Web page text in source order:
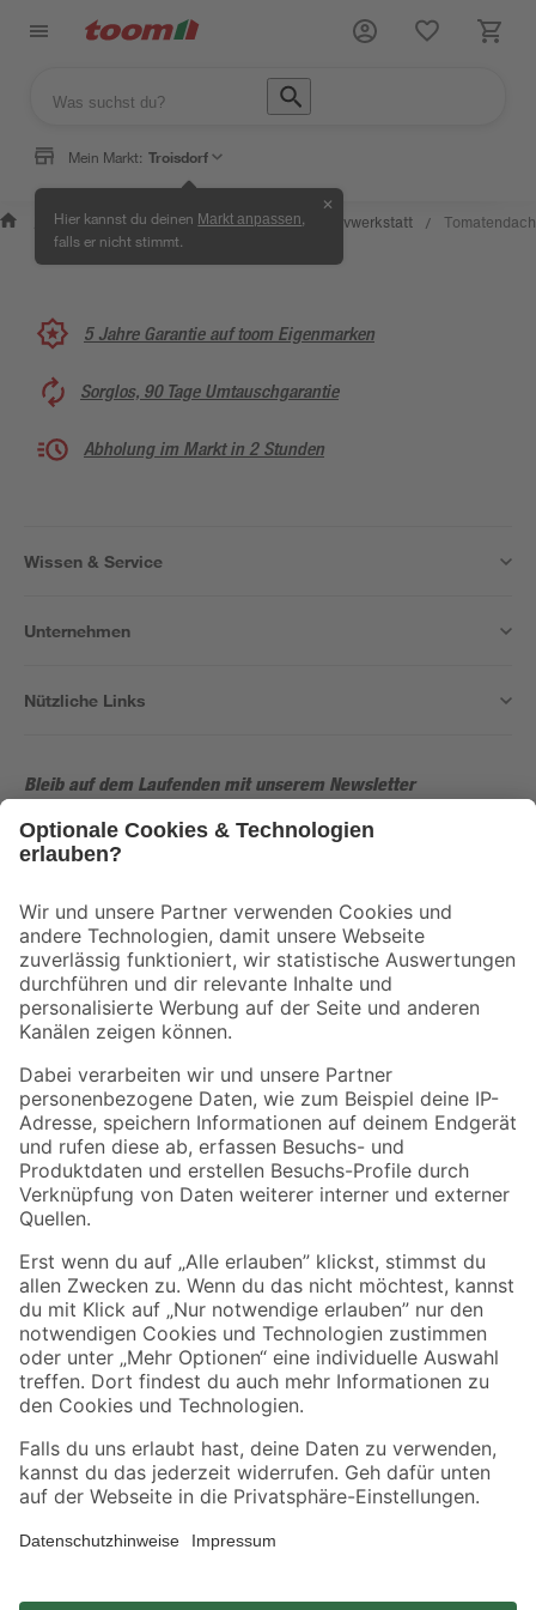
Mein Markt: Troisdorf
Hier kannst du deinen Markt anpassen
falls er nicht stimmt.
✕
Wissen &
Service
/
Selbermachen &
Ratgeber
/ Kreativwerkstatt / Tomatendach
5 Jahre Garantie auf toom Eigenmarken
Sorglos, 90 Tage Umtauschgarantie
Abholung im Markt in 2 Stunden
Wissen & Service
Unternehmen
Nützliche Links
Bleib auf dem Laufenden mit unserem Newsletter
Der toom Newsletter: Keine Angebote und Aktionen mehr verpassen!
Folge uns
Zahlungsarten Versandarten
Sicher einkaufen
Jetzt die toom-App herunterladen
Alle Preisangaben in EUR inkl. gesetzl. MwSt.. Die dargestellten Angebote sind unter
Umständen nicht in allen Märkten verfügbar. Die angegebenen Verfügbarkeiten beziehen
sich auf den unter "Mein Markt" ausgewählten toom Baumarkt. Alle Angebote und
*Paketversand ab 59 € versandkostenfrei, gilt nicht für Artikel mit Speditionsversand, hier
fallen zusätzliche Versandkosten an.